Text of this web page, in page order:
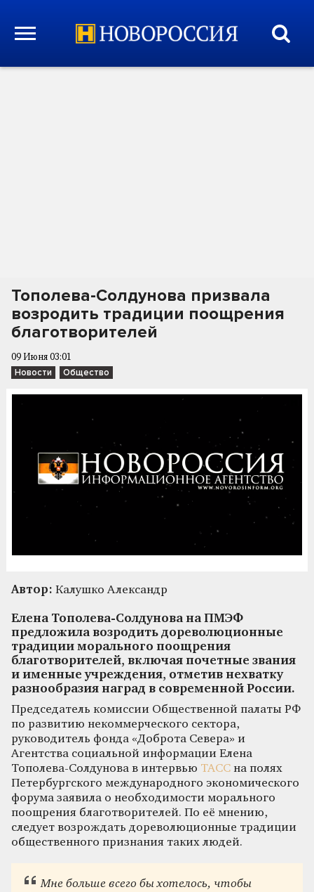
Тополева-Солдунова призвала
возродить традиции поощрения
благотворителей
09 Июня 03:01
Новости Общество
Автор: Калушко Александр
Елена Тополева-Солдунова на ПМЭФ
предложила возродить дореволюционные
традиции морального поощрения
благотворителей, включая почетные звания
и именные учреждения, отметив нехватку
разнообразия наград в современной России.
Председатель комиссии Общественной палаты РФ
по развитию некоммерческого сектора,
руководитель фонда «Доброта Севера» и
Агентства социальной информации Елена
Тополева-Солдунова в интервью ТАСС на полях
Петербургского международного экономического
форума заявила о необходимости морального
поощрения благотворителей. По её мнению,
следует возрождать дореволюционные традиции
общественного признания таких людей.
Мне больше всего бы хотелось, чтобы